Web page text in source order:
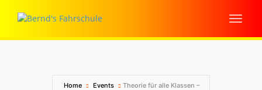
Home Events
Theorie für alle Klassen –